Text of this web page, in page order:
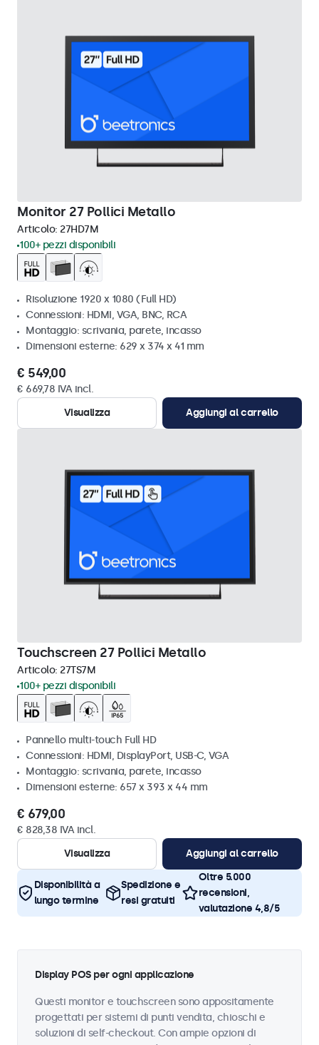
Monitor 27 Pollici Metallo
Articolo: 27HD7M
100+ pezzi disponibili
Risoluzione 1920 x 1080 (Full HD)
Connessioni: HDMI, VGA, BNC, RCA
Montaggio: scrivania, parete, incasso
Dimensioni esterne: 629 x 374 x 41 mm
€ 549,00
€ 669,78 IVA incl.
Visualizza
Aggiungi al carrello
Touchscreen 27 Pollici Metallo
Articolo: 27TS7M
100+ pezzi disponibili
Pannello multi-touch Full HD
Connessioni: HDMI, DisplayPort, USB-C, VGA
Montaggio: scrivania, parete, incasso
Dimensioni esterne: 657 x 393 x 44 mm
€ 679,00
€ 828,38 IVA incl.
Visualizza
Aggiungi al carrello
Disponibilità a
lungo termine
Spedizione e
resi gratuiti
Oltre 5.000
recensioni,
valutazione 4,8/5
Display POS per ogni applicazione
Questi monitor e touchscreen sono appositamente
progettati per sistemi di punti vendita, chioschi e
soluzioni di self-checkout. Con ampie opzioni di